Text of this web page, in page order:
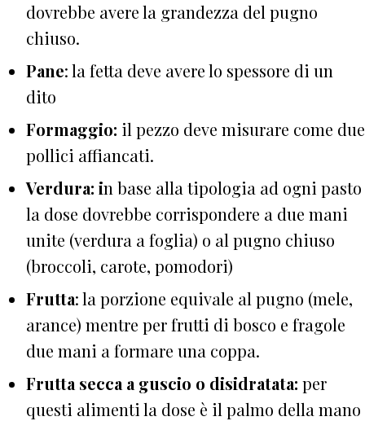
dovrebbe avere la grandezza del pugno
chiuso.
Pane: la fetta deve avere lo spessore di un
dito
Formaggio: il pezzo deve misurare come due
pollici affiancati.
Verdura: in base alla tipologia ad ogni pasto
la dose dovrebbe corrispondere a due mani
unite (verdura a foglia) o al pugno chiuso
(broccoli, carote, pomodori)
Frutta: la porzione equivale al pugno (mele,
arance) mentre per frutti di bosco e fragole
due mani a formare una coppa.
Frutta secca a guscio o disidratata: per
questi alimenti la dose è il palmo della mano